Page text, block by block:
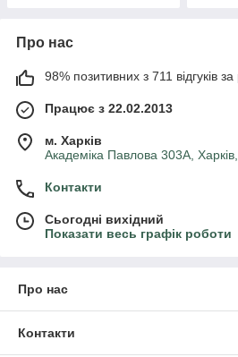
Про нас
98% позитивних з 711 відгуків за
Працює з 22.02.2013
м. Харків
Академіка Павлова 303А,
Контакти
Сьогодні вихідний
Показати весь графік роботи
Про нас
Контакти